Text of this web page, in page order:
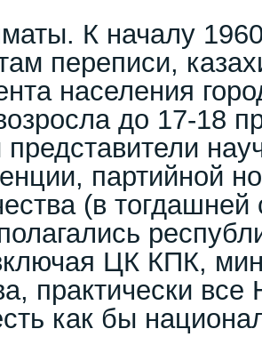
К началу
переписи,
населения
до 17-18
партийной
(в тогдашней
ЦК КПК,
практически
как бы